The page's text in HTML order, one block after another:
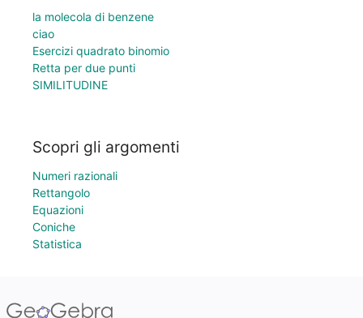
la molecola di benzene
ciao
Esercizi quadrato binomio
Retta per due punti
SIMILITUDINE
Scopri gli argomenti
Numeri razionali
Rettangolo
Equazioni
Coniche
Statistica